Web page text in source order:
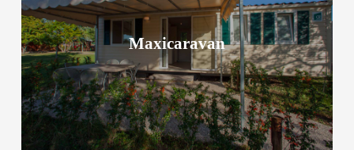
Maxicaravan
Maxicaravan
Mehr zur Unterkunft